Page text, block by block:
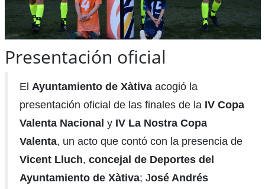
Presentación oficial
El Ayuntamiento de Xàtiva acogió la
presentación oficial de las finales de la IV Copa
Valenta Nacional yIV La Nostra Copa
Valenta, un acto que contó con la presencia de
Vicent Lluch, concejal de Deportes del
Ayuntamiento de Xàtiva; José Andrés